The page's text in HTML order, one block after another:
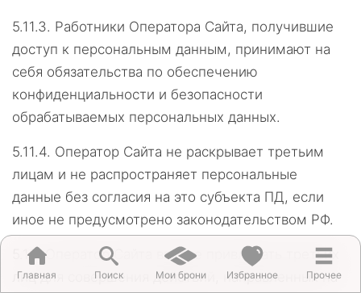
Главная Поиск Мои брони Избранное Прочее
5.11.3. Работники Оператора Сайта, получившие
доступ к персональным данным, принимают на
себя обязательства по обеспечению
конфиденциальности и безопасности
обрабатываемых персональных данных.
5.11.4. Оператор Сайта не раскрывает третьим
лицам и не распространяет персональные
данные без согласия на это субъекта ПД, если
иное не предусмотрено законодательством РФ.
5.12.Оператор Сайта вправе привлекать третьих
лиц для совершения действий, направленных на